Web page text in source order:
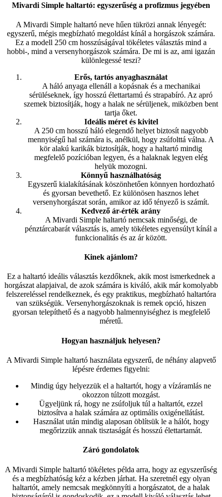
Mivardi Simple haltartó: egyszerűség a profizmus jegyében
A Mivardi Simple haltartó neve hűen tükrözi annak lényegét:
egyszerű, mégis megbízható megoldást kínál a horgászok számára.
Ez a modell 250 cm hosszúságával tökéletes választás mind a
hobbi-, mind a versenyhorgászok számára. De mi is az, ami igazán
különlegessé teszi?
Erős, tartós anyaghasználat
A háló anyaga ellenáll a kopásnak és a mechanikai
sérüléseknek, így hosszú élettartamú és strapabíró. Az apró
szemek biztosítják, hogy a halak ne sérüljenek, miközben bent
tartja őket.
Ideális méret és kivitel
A 250 cm hosszú háló elegendő helyet biztosít nagyobb
mennyiségű hal számára is, anélkül, hogy zsúfolttá válna. A
kör alakú karikák biztosítják, hogy a haltartó mindig
megfelelő pozícióban legyen, és a halaknak legyen elég
helyük mozogni.
Könnyű használhatóság
Egyszerű kialakításának köszönhetően könnyen hordozható
és gyorsan bevethető. Ez különösen hasznos lehet
versenyhorgászat során, amikor az idő tényező is számít.
Kedvező ár-érték arány
A Mivardi Simple haltartó nemcsak minőségi, de
pénztárcabarát választás is, amely tökéletes egyensúlyt kínál a
funkcionalitás és az ár között.
Kinek ajánlom?
Ez a haltartó ideális választás kezdőknek, akik most ismerkednek a
horgászat alapjaival, de azok számára is kiváló, akik már komolyabb
felszereléssel rendelkeznek, és egy praktikus, megbízható haltartóra
van szükségük. Versenyhorgászoknak is remek opció, hiszen
gyorsan telepíthető és a nagyobb halmennyiséghez is megfelelő
méretű.
Hogyan használjuk helyesen?
A Mivardi Simple haltartó használata egyszerű, de néhány alapvető
lépésre érdemes figyelni:
Mindig úgy helyezzük el a haltartót, hogy a vízáramlás ne
okozzon túlzott mozgást.
Ügyeljünk rá, hogy ne zsúfoljuk túl a haltartót, ezzel
biztosítva a halak számára az optimális oxigénellátást.
Használat után mindig alaposan öblítsük le a hálót, hogy
megőrizzük annak tisztaságát és hosszú élettartamát.
Záró gondolatok
A Mivardi Simple haltartó tökéletes példa arra, hogy az egyszerűség
és a megbízhatóság kéz a kézben járhat. Ha szeretnél egy olyan
haltartót, amely nemcsak megkönnyíti a horgászatot, de a halak